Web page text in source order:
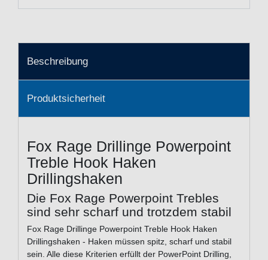
Beschreibung
Produktsicherheit
Fox Rage Drillinge Powerpoint
Treble Hook Haken
Drillingshaken
Die Fox Rage Powerpoint Trebles
sind sehr scharf und trotzdem stabil
Fox Rage Drillinge Powerpoint Treble Hook Haken
Drillingshaken - Haken müssen spitz, scharf und stabil
sein. Alle diese Kriterien erfüllt der PowerPoint Drilling,